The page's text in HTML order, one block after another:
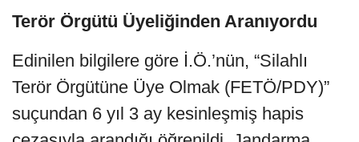
Terör Örgütü Üyeliğinden Aranıyordu
Edinilen bilgilere göre İ.Ö.’nün, “Silahlı
Terör Örgütüne Üye Olmak (FETÖ/PDY)”
suçundan 6 yıl 3 ay kesinleşmiş hapis